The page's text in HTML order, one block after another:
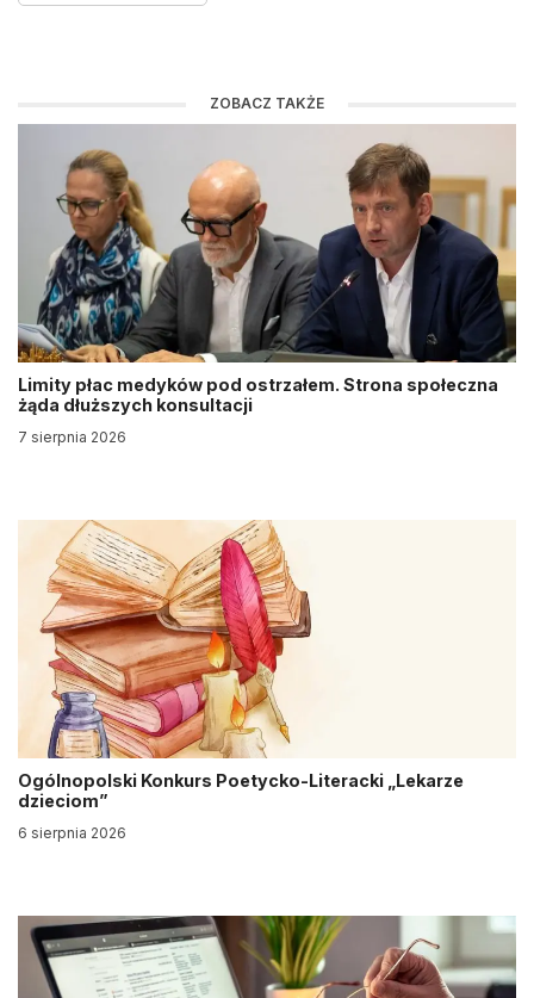
ZOBACZ TAKŻE
Limity płac medyków pod ostrzałem. Strona społeczna
żąda dłuższych konsultacji
7 sierpnia 2026
Ogólnopolski Konkurs Poetycko-Literacki „Lekarze
dzieciom”
6 sierpnia 2026